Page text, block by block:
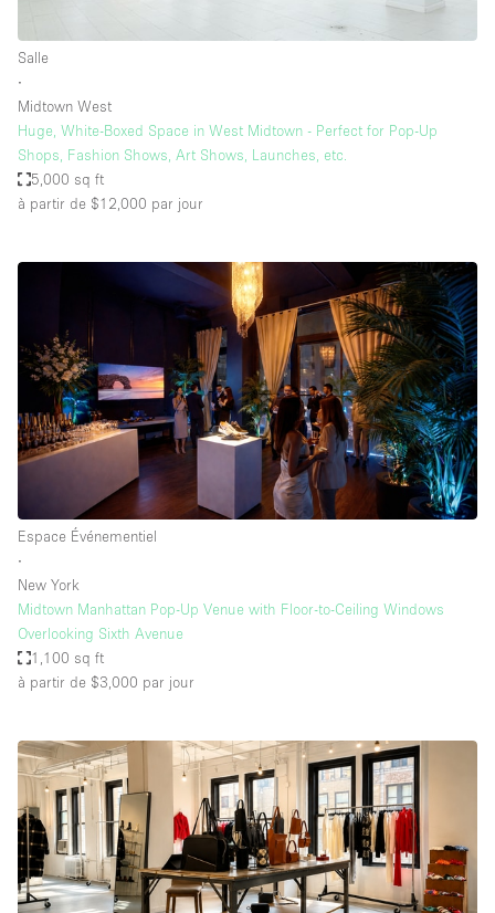
Salle
∙
Midtown West
Huge, White-Boxed Space in West Midtown - Perfect for Pop-Up
Shops, Fashion Shows, Art Shows, Launches, etc.
5,000 sq ft
à partir de $12,000 par jour
Espace Événementiel
∙
New York
Midtown Manhattan Pop-Up Venue with Floor-to-Ceiling Windows
Overlooking Sixth Avenue
1,100 sq ft
à partir de $3,000 par jour